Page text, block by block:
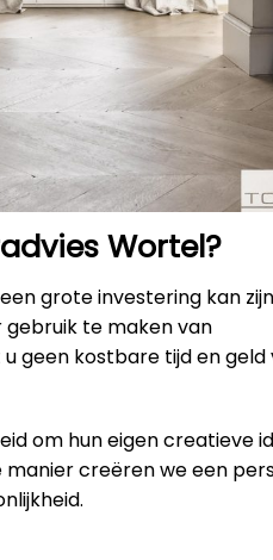
Wortel?
grote investering kan
gebruik te maken van
geen kostbare tijd en geld
om hun eigen creatieve
creëren we een